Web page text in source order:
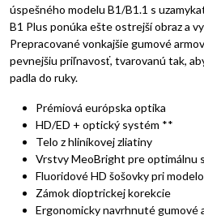
úspešného modelu B1/B1.1 s
B1 Plus ponúka ešte ostrejší obraz a
Prepracované vonkajšie gumové
pevnejšiu priľnavosť, tvarovanú tak,
padla do ruky.
Prémiová európska optika
HD/ED + optický systém **
Telo z hliníkovej zliatiny
Vrstvy MeoBright pre optimálnu
Fluoridové HD šošovky pri
Zámok dioptrickej korekcie
Ergonomicky navrhnuté gumové